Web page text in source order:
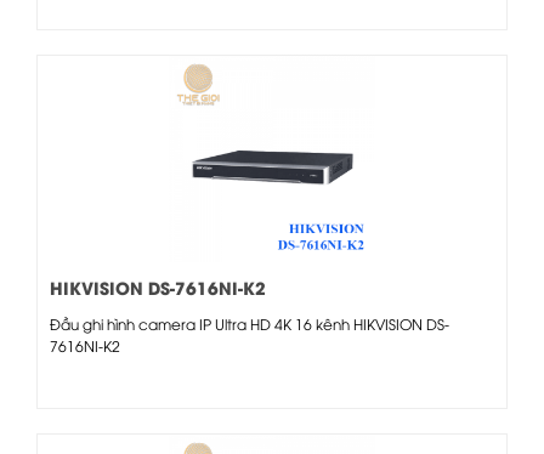
HIKVISION DS-7616NI-K2
Đầu ghi hình camera IP Ultra HD 4K 16 kênh HIKVISION DS-
7616NI-K2